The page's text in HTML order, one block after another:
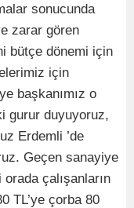
sonucunda
zarar gören
bütçe dönemi için
için
başkanımız o
gurur duyuyoruz,
Erdemli ’de
Geçen sanayiye
çalışanların
TL’ye çorba 80